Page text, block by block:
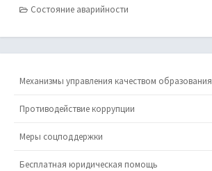
Состояние аварийности
Механизмы управления качеством образования
Противодействие коррупции
Меры соцподдержки
Бесплатная юридическая помощь